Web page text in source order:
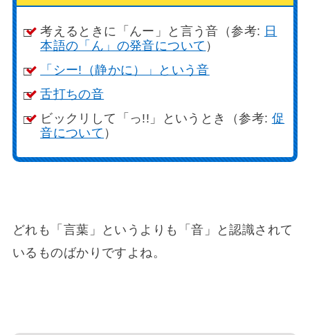
考えるときに「んー」と言う音（参考: 日
本語の「ん」の発音について ）
「シー!（静かに）」という音
舌打ちの音
ビックリして「っ!!」というとき（参考: 促
音について ）
どれも「言葉」というよりも「音」と認識されて
いるものばかりですよね。